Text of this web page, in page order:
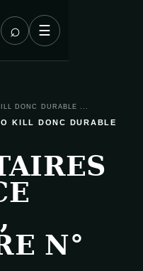
⌕ ☰
DONC DURABLE ...
KILL DONC DURABLE
N°